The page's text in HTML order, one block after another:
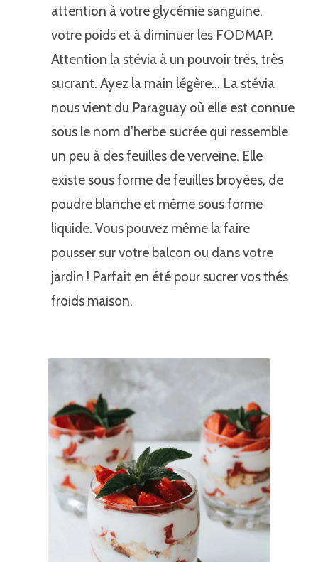
attention à votre glycémie sanguine,
votre poids et à diminuer les FODMAP.
Attention la stévia à un pouvoir très, très
sucrant. Ayez la main légère… La stévia
nous vient du Paraguay où elle est connue
sous le nom d’herbe sucrée qui ressemble
un peu à des feuilles de verveine. Elle
existe sous forme de feuilles broyées, de
poudre blanche et même sous forme
liquide. Vous pouvez même la faire
pousser sur votre balcon ou dans votre
jardin ! Parfait en été pour sucrer vos thés
froids maison.